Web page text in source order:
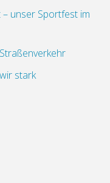
unser Sportfest im
stark